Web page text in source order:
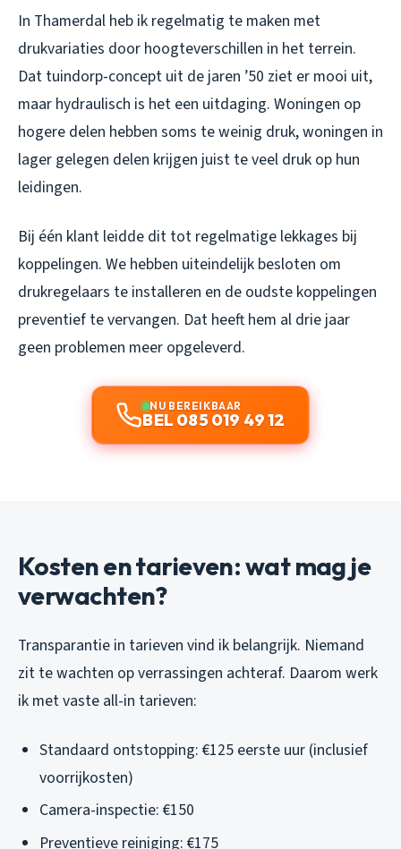
In Thamerdal heb ik regelmatig te maken met
drukvariaties door hoogteverschillen in het terrein.
Dat tuindorp-concept uit de jaren ’50 ziet er mooi uit,
maar hydraulisch is het een uitdaging. Woningen op
hogere delen hebben soms te weinig druk, woningen in
lager gelegen delen krijgen juist te veel druk op hun
leidingen.
Bij één klant leidde dit tot regelmatige lekkages bij
koppelingen. We hebben uiteindelijk besloten om
drukregelaars te installeren en de oudste koppelingen
preventief te vervangen. Dat heeft hem al drie jaar
geen problemen meer opgeleverd.
NU BEREIKBAAR
BEL 085 019 49 12
Kosten en tarieven: wat mag je
verwachten?
Transparantie in tarieven vind ik belangrijk. Niemand
zit te wachten op verrassingen achteraf. Daarom werk
ik met vaste all-in tarieven:
Standaard ontstopping: €125 eerste uur (inclusief
voorrijkosten)
Camera-inspectie: €150
Preventieve reiniging: €175